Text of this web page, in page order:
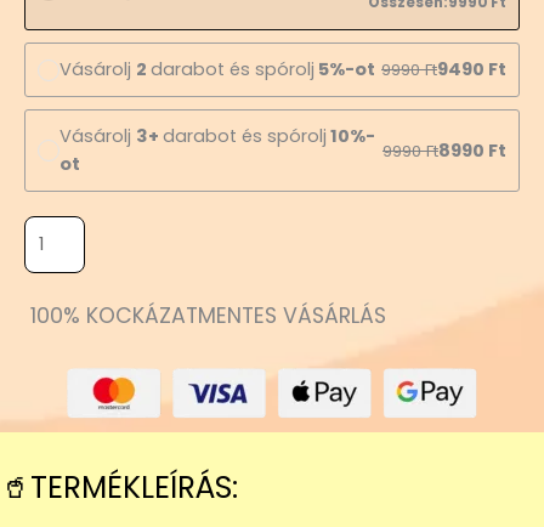
Vásárolj 2 darabot és spórolj 5%-ot 9990Ft9490 Ft
Vásárolj 3+ darabot és spórolj 10%-
ot
9990Ft8990 Ft
100% KOCKÁZATMENTES VÁSÁRLÁS
🥤TERMÉKLEÍRÁS: